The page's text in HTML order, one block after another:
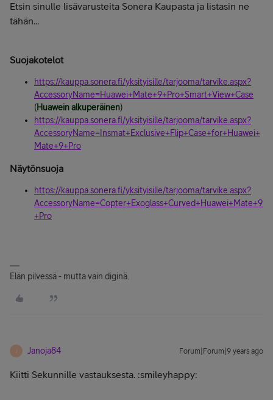
Etsin sinulle lisävarusteita Sonera Kaupasta ja listasin ne
tähän...
Suojakotelot
https://kauppa.sonera.fi/yksityisille/tarjooma/tarvike.aspx?
AccessoryName=Huawei+Mate+9+Pro+Smart+View+Case
(Huawein alkuperäinen)
https://kauppa.sonera.fi/yksityisille/tarjooma/tarvike.aspx?
AccessoryName=Insmat+Exclusive+Flip+Case+for+Huawei+
Mate+9+Pro
Näytönsuoja
https://kauppa.sonera.fi/yksityisille/tarjooma/tarvike.aspx?
AccessoryName=Copter+Exoglass+Curved+Huawei+Mate+9
+Pro
Elän pilvessä - mutta vain diginä.
J Janoja84 Forum|Forum|9 years ago
Kiitti Sekunnille vastauksesta. :smileyhappy: